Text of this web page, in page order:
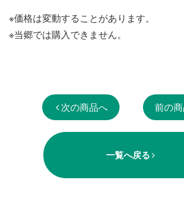
※価格は変動することがあります。
※当郷では購入できません。
次の商品へ 前の
一覧へ戻る